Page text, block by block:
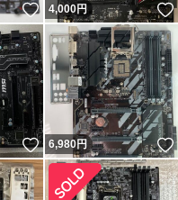
いいね！
4,000円
いいね！
6,980円